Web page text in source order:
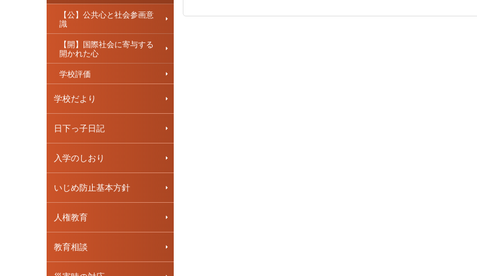
【公】公共心と社会参画意
識
【開】国際社会に寄与する
開かれた心
学校評価
学校だより
日下っ子日記
入学のしおり
いじめ防止基本方針
人権教育
教育相談